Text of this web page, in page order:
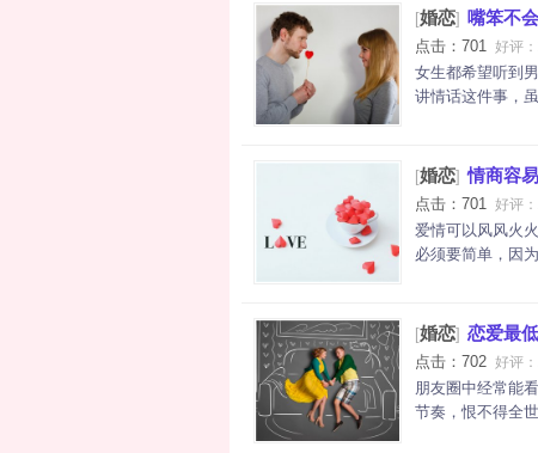
[婚恋] 嘴笨不
点击：701 好评：
女生都希望听到
讲情话这件事，
[婚恋] 情商容
点击：701 好评：
爱情可以风风火
必须要简单，因
[婚恋] 恋爱最
点击：702 好评：
朋友圈中经常能
节奏，恨不得全